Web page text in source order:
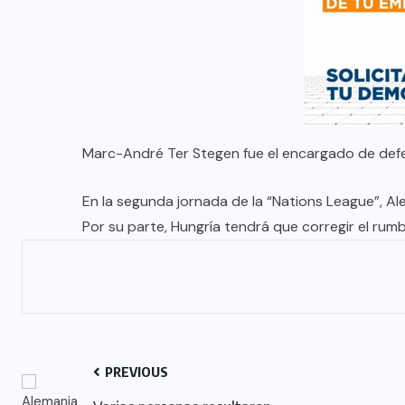
Marc-André Ter Stegen fue el encargado de
En la segunda jornada de la “Nations League”,
Por su parte, Hungría tendrá que corregir el
PREVIOUS